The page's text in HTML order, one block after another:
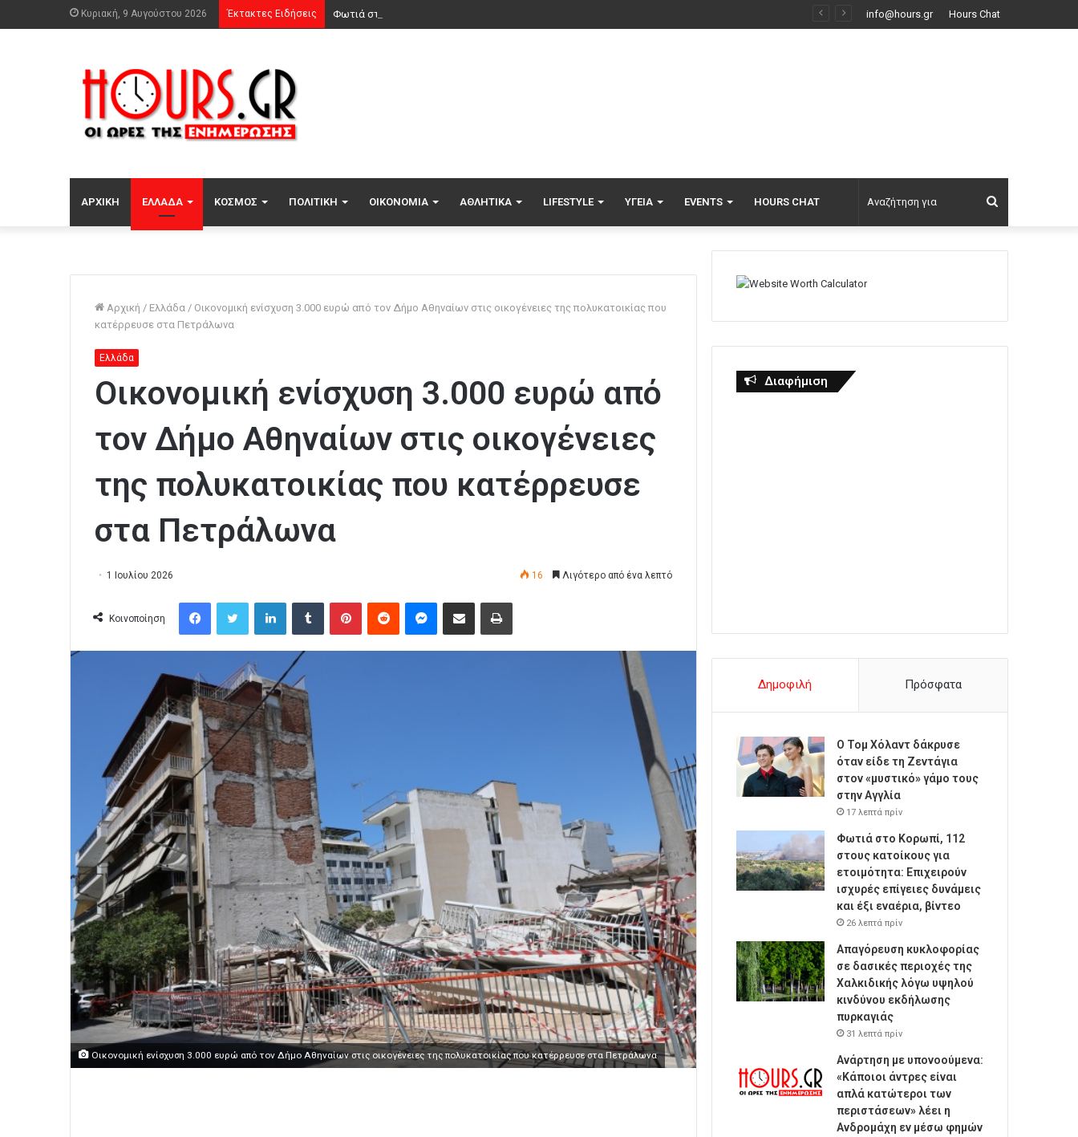
Κυριακή, 9 Αυγούστου 2026 Έκτακτες Ειδήσεις info@hours.gr Hours Chat
ΑΡΧΙΚΉ ΕΛΛΆΔΑ ΚΌΣΜΟΣ ΠΟΛΙΤΙΚΉ ΟΙΚΟΝΟΜΊΑ ΑΘΛΗΤΙΚΆ LIFESTYLE ΥΓΕΊΑ EVENTS HOURS CHAT
για
Αρχική / Ελλάδα / Οικονομική ενίσχυση 3.000 ευρώ από τον Δήμο Αθηναίων στις οικογένειες της πολυκατοικίας που
κατέρρευσε στα Πετράλωνα
Ελλάδα
Οικονομική ενίσχυση 3.000 ευρώ από
τον Δήμο Αθηναίων στις οικογένειες
της πολυκατοικίας που κατέρρευσε
στα Πετράλωνα
1 Ιουλίου 2026 16 Λιγότερο από ένα λεπτό
Κοινοποίηση
Οικονομική ενίσχυση 3.000 ευρώ από τον Δήμο Αθηναίων στις οικογένειες της πολυκατοικίας που κατέρρευσε στα Πετράλωνα
Διαφήμιση
Δημοφιλή Πρόσφατα
Ο Τομ Χόλαντ δάκρυσε
όταν είδε τη Ζεντάγια
στον «μυστικό» γάμο τους
στην Αγγλία
17 λεπτά πρίν
Φωτιά στο Κορωπί, 112
στους κατοίκους για
ετοιμότητα: Επιχειρούν
ισχυρές επίγειες δυνάμεις
και έξι εναέρια, βίντεο
26 λεπτά πρίν
Απαγόρευση κυκλοφορίας
σε δασικές περιοχές της
Χαλκιδικής λόγω υψηλού
κινδύνου εκδήλωσης
πυρκαγιάς
31 λεπτά πρίν
Ανάρτηση με υπονοούμενα:
«Κάποιοι άντρες είναι
απλά κατώτεροι των
περιστάσεων» λέει η
Ανδρομάχη εν μέσω φημών